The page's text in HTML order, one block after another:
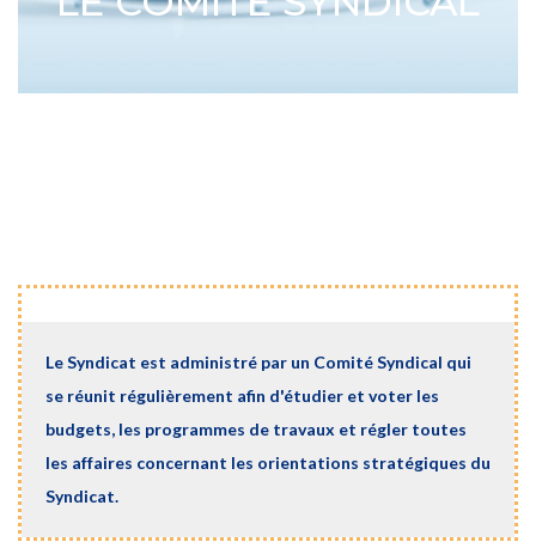
Le Syndicat est administré par un Comité Syndical qui
se réunit régulièrement afin d'étudier et voter les
budgets, les programmes de travaux et régler toutes
les affaires concernant les orientations stratégiques du
Syndicat.